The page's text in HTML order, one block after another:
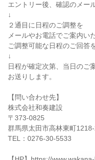
エントリー後、確認のメー
↓
２通目に日程のご調整を
メールやお電話でご案内い
ご調整可能な日程のご回答
↓
日程が確定次第、当日のご
お送りします。
【問い合わせ先】
株式会社和奏建設
〒373-0825
群馬県太田市高林東町
TEL：0276-30-5533